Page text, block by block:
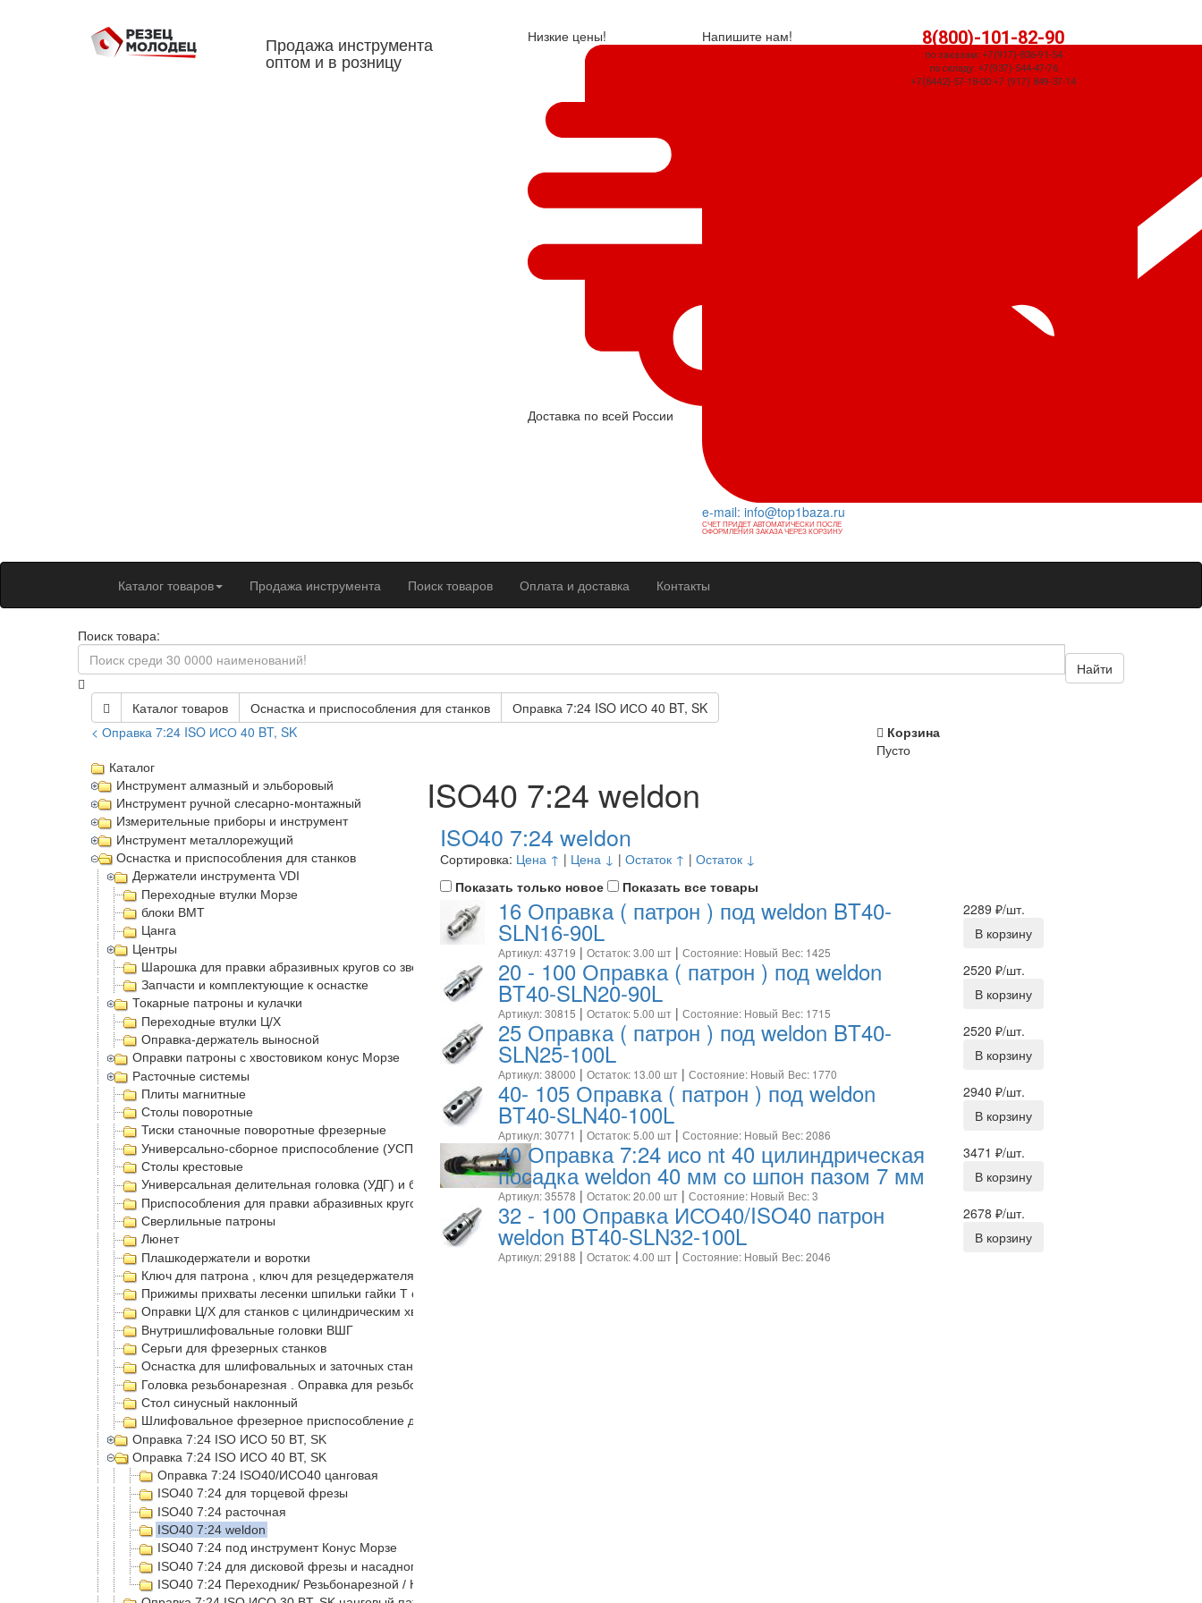
Продажа инструмента
оптом и в розницу
Низкие цены!
Доставка по всей России
Напишите нам!
e-mail: info@top1baza.ru
СЧЕТ ПРИДЕТ АВТОМАТИЧЕСКИ ПОСЛЕ
ОФОРМЛЕНИЯ ЗАКАЗА ЧЕРЕЗ КОРЗИНУ
8(800)-101-82-90
по заказам: +7(917)-836-91-54
по складу: +7(937)-544-47-76
+7(8442)-57-18-00 +7 (917) 849-37-14
Каталог товаров Продажа инструмента Поиск товаров Оплата и доставка Контакты
Поиск товара:
Найти
Каталог товаров Оснастка и приспособления для станков
Оправка 7:24 ISO ИСО 40 BT, SK
< Оправка 7:24 ISO ИСО 40 BT, SK
Корзина
Пусто
Каталог
Инструмент алмазный и эльборовый
Инструмент ручной слесарно-монтажный
Измерительные приборы и инструмент
Инструмент металлорежущий
Оснастка и приспособления для станков
Держатели инструмента VDI
Переходные втулки Морзе
блоки BMT
Цанга
Центры
Шарошка для правки абразивных кругов со звездочками
Запчасти и комплектующие к оснастке
Токарные патроны и кулачки
Переходные втулки Ц/Х
Оправка-держатель выносной
Оправки патроны с хвостовиком конус Морзе
Расточные системы
Плиты магнитные
Столы поворотные
Тиски станочные поворотные фрезерные
Универсально-сборное приспособление (УСП)
Столы крестовые
Универсальная делительная головка (УДГ) и бабки
Приспособления для правки абразивных кругов ДО-75 ДО-40
Сверлильные патроны
Люнет
Плашкодержатели и воротки
Ключ для патрона , ключ для резцедержателя
Прижимы прихваты лесенки шпильки гайки Т образные гайки для фрезерных пазов гайки с буртиком
Оправки Ц/Х для станков с цилиндрическим хвостовиком
Внутришлифовальные головки ВШГ
Серьги для фрезерных станков
Оснастка для шлифовальных и заточных станков
Головка резьбонарезная . Оправка для резьбонарезной головки патрон резьбонарезной
Стол синусный наклонный
Шлифовальное фрезерное приспособление для токарного станка
Оправка 7:24 ISO ИСО 50 BT, SK
Оправка 7:24 ISO ИСО 40 BT, SK
Оправка 7:24 ISO40/ИСО40 цанговая
ISO40 7:24 для торцевой фрезы
ISO40 7:24 расточная
ISO40 7:24 weldon
ISO40 7:24 под инструмент Конус Морзе
ISO40 7:24 для дисковой фрезы и насадного инструмента
ISO40 7:24 Переходник/ Резьбонарезной / Контрольная / Сверлильный
ISO40 7:24 weldon
ISO40 7:24 weldon
Сортировка: Цена ↑ | Цена ↓ | Остаток ↑ | Остаток ↓
Показать только новое
Показать все товары
16 Оправка ( патрон ) под weldon BT40-
SLN16-90L
Артикул: 43719 | Остаток: 3.00 шт| Состояние: Новый Вес: 1425
2289 ₽/шт.
В корзину
20 - 100 Оправка ( патрон ) под weldon
BT40-SLN20-90L
Артикул: 30815 | Остаток: 5.00 шт| Состояние: Новый Вес: 1715
2520 ₽/шт.
В корзину
25 Оправка ( патрон ) под weldon BT40-
SLN25-100L
Артикул: 38000 | Остаток: 13.00 шт| Состояние: Новый Вес: 1770
2520 ₽/шт.
В корзину
40- 105 Оправка ( патрон ) под weldon
BT40-SLN40-100L
Артикул: 30771 | Остаток: 5.00 шт| Состояние: Новый Вес: 2086
2940 ₽/шт.
В корзину
40 Оправка 7:24 исо nt 40 цилиндрическая
посадка weldon 40 мм со шпон пазом 7 мм
Артикул: 35578 | Остаток: 20.00 шт| Состояние: Новый Вес: 3
3471 ₽/шт.
В корзину
32 - 100 Оправка ИСО40/ISO40 патрон
weldon BT40-SLN32-100L
Артикул: 29188 | Остаток: 4.00 шт| Состояние: Новый Вес: 2046
2678 ₽/шт.
В корзину